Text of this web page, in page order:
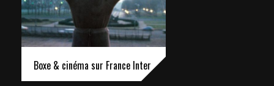
Boxe & cinéma sur France Inter